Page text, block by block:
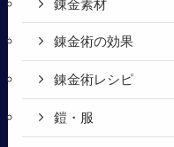
錬金素材
錬金術の効果
錬金術レシピ
鎧・服